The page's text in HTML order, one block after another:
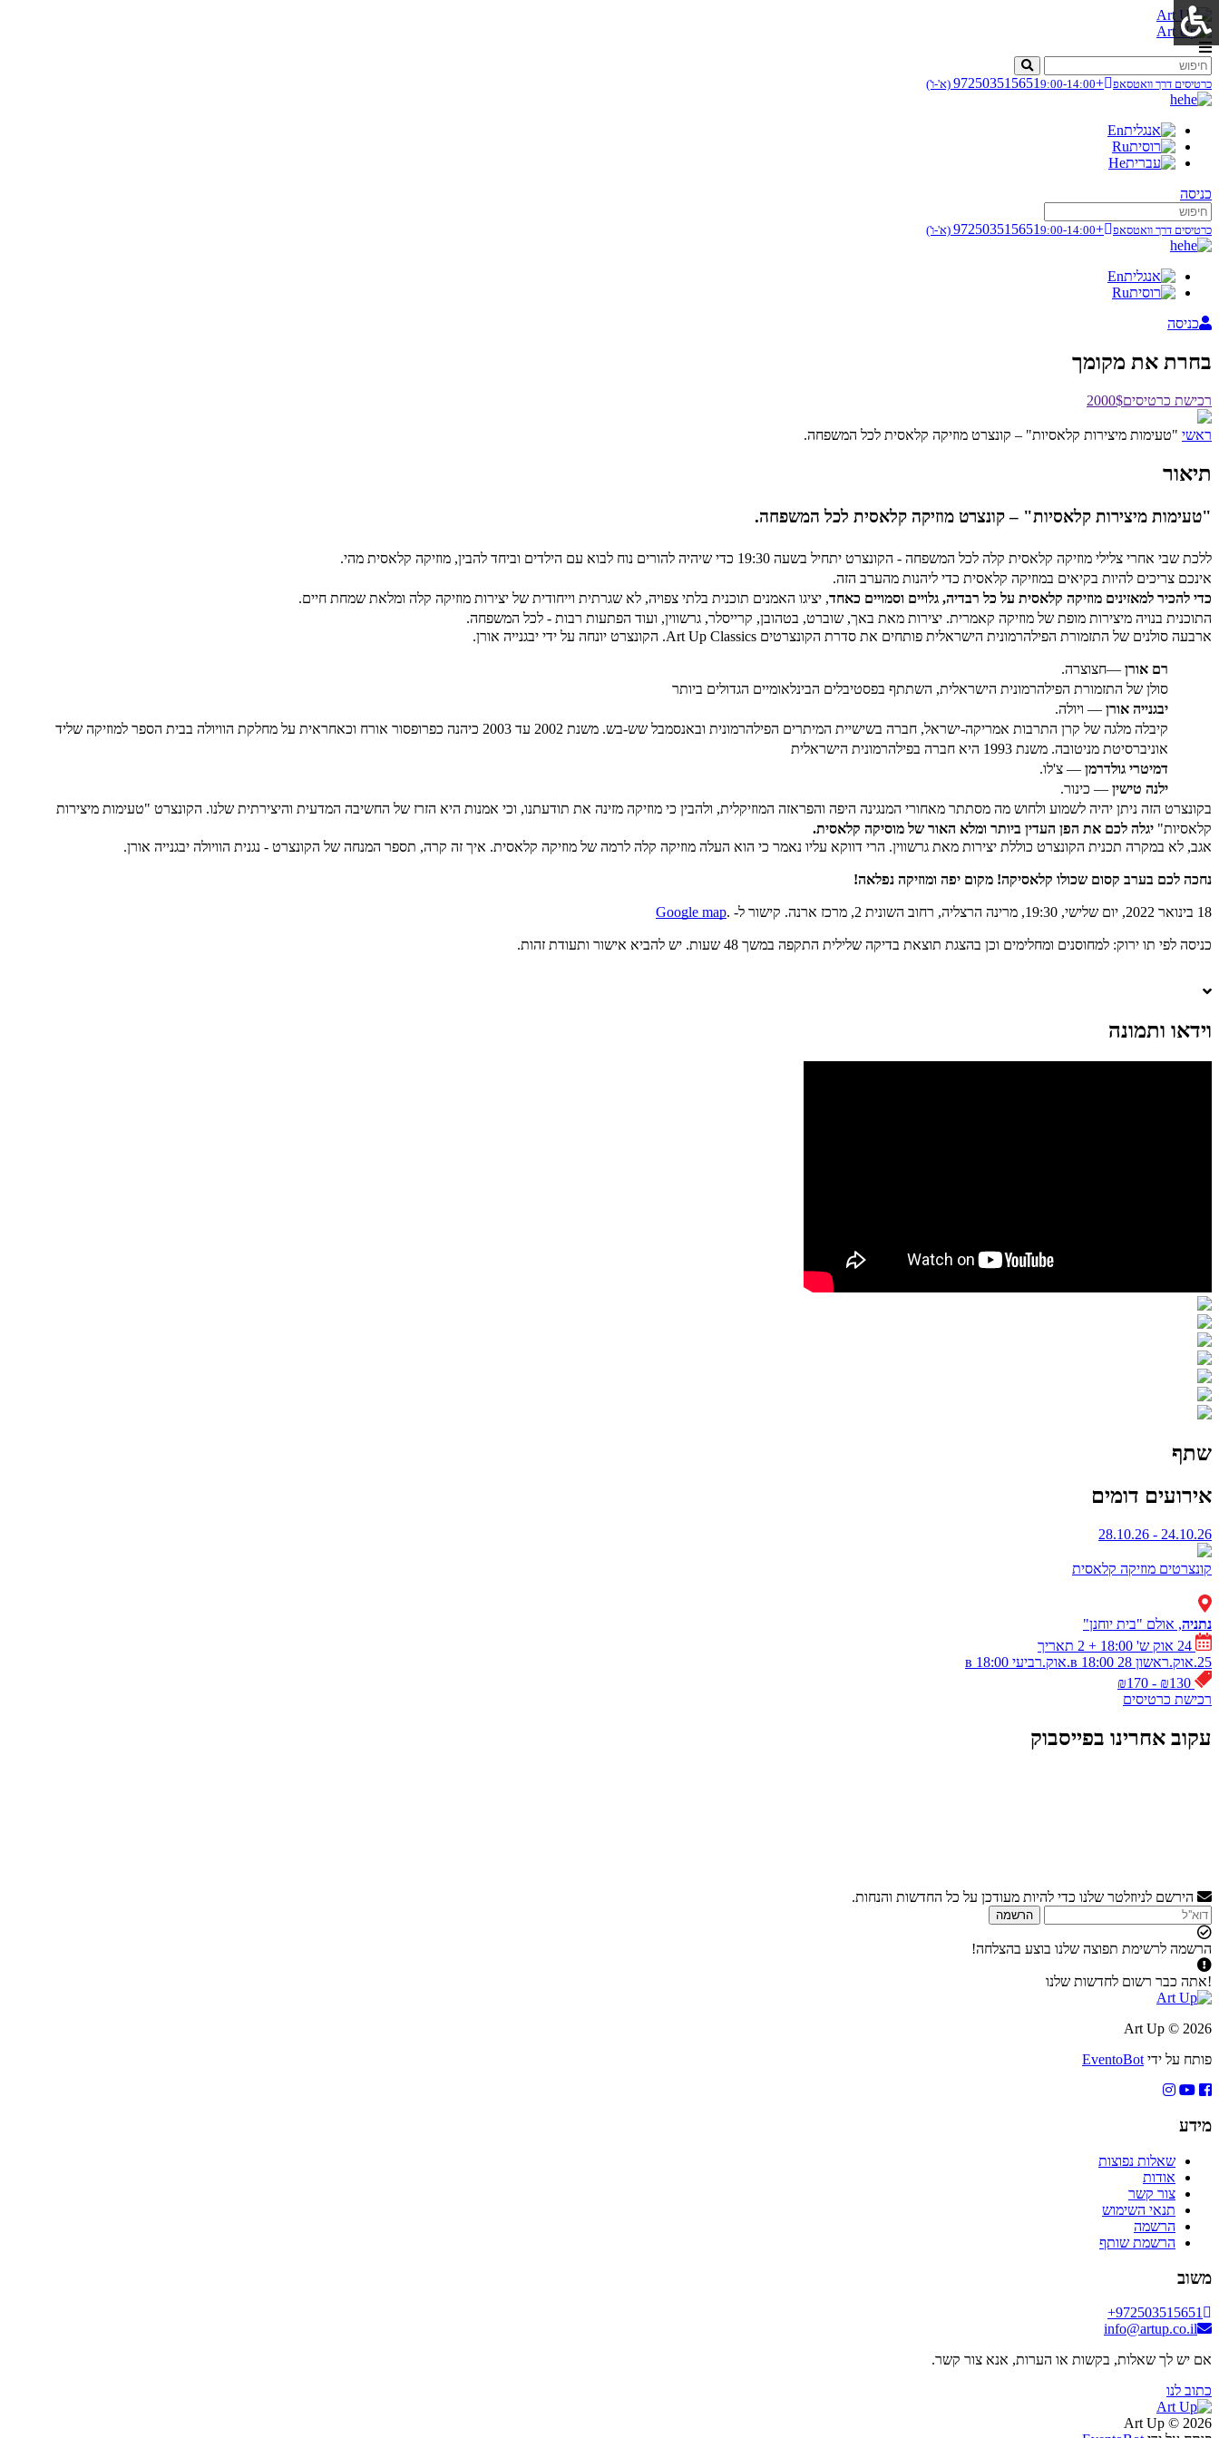
כרטיסים דרך וואטסאפ +972503515651
9:00-14:00 (א'-ו')
he
En
Ru
He
כניסה
כרטיסים דרך וואטסאפ +972503515651
9:00-14:00 (א'-ו')
he
En
Ru
כניסה
בחרת את מקומך
רכישת כרטיסים2000$
ראשי "טעימות מיצירות קלאסיות" – קונצרט מוזיקה קלאסית לכל המשפחה.
תיאור
"טעימות מיצירות קלאסיות" – קונצרט מוזיקה קלאסית לכל המשפחה.
ללכת שבי אחרי צלילי מוזיקה קלאסית קלה לכל המשפחה - הקונצרט יתחיל בשעה 19:30 כדי שיהיה להורים נוח לבוא עם הילדים וביחד להבין, מוזיקה קלאסית מהי.
אינכם צריכים להיות בקיאים במוזיקה קלאסית כדי ליהנות מהערב הזה.
כדי להכיר למאזינים מוזיקה קלאסית על כל רבדיה, גלויים וסמויים כאחד, יציגו האמנים תוכנית בלתי צפויה, לא שגרתית וייחודית של יצירות מוזיקה קלה ומלאת שמחת חיים.
התוכנית בנויה מיצירות מופת של מוזיקה קאמרית. יצירות מאת באך, שוברט, בטהובן, קרייסלר, גרשווין, ועוד הפתעות רבות - לכל המשפחה.
ארבעה סולנים של התזמורת הפילהרמונית הישראלית פותחים את סדרת הקונצרטים Art Up Classics. הקונצרט יונחה על ידי יבגנייה אורן.
רם אורן —חצוצרה.
סולן של התזמורת הפילהרמונית הישראלית, השתתף בפסטיבלים הבינלאומיים הגדולים ביותר
יבגנייה אורן — ויולה.
קיבלה מלגה של קרן התרבות אמריקה-ישראל, חברה בשישיית המיתרים הפילהרמונית ובאנסמבל שש-בש. משנת 2002 עד 2003 כיהנה כפרופסור
אורח וכאחראית על מחלקת הוויולה בבית הספר למוזיקה שליד
אוניברסיטת מניטובה. משנת 1993 היא חברה בפילהרמונית הישראלית
דמיטרי גולדרמן — צ'לו.
ילנה טישין — כינור.
בקונצרט הזה ניתן יהיה לשמוע ולחוש מה מסתתר מאחורי המנגינה היפה והפראזה המוזיקלית, ולהבין כי מוזיקה מזינה את תודעתנו, וכי אמנות היא הזרז של החשיבה המדעית והיצירתית שלנו. הקונצרט "טעימות מיצירות
קלאסיות" יגלה לכם את הפן העדין ביותר ומלא האור של מוסיקה קלאסית.
אגב, לא במקרה תכנית הקונצרט כוללת יצירות מאת גרשווין. הרי דווקא עליו נאמר כי הוא העלה מוזיקה קלה לרמה של מוזיקה קלאסית. איך זה קרה, תספר המנחה של הקונצרט - נגנית הוויולה יבגנייה אורן.
נחכה לכם בערב קסום שכולו קלאסיקה! מקום יפה ומוזיקה נפלאה!
18 בינואר 2022, יום שלישי, 19:30, מרינה הרצליה, רחוב השונית 2, מרכז ארנה. קישור ל- . Google map
כניסה לפי תו ירוק: למחוסנים ומחלימים וכן בהצגת תוצאת בדיקה שלילית התקפה במשך 48 שעות. יש להביא אישור ותעודת זהות.
וידאו ותמונה
שתף
אירועים דומים
24.10.26 - 28.10.26
קונצרטים מוזיקה קלאסית
נתניה, אולם "בית יוחנן"
+ 2 תאריך
25.אוק.ראשון в 18:00
28.אוק.רביעי в 18:00
רכישת כרטיסים
עקוב אחרינו בפייסבוק
הירשם לניוזלטר שלנו כדי להיות מעודכן על כל החדשות והנחות.
הרשמה
הרשמה לרשימת תפוצה שלנו בוצע בהצלחה!
!אתה כבר רשום לחדשות שלנו
2026 © Art Up
פותח על ידיEventoBot
מידע
שאלות נפוצות
אודות
צור קשר
תנאי השימוש
הרשמה
הרשמת שותף
משוב
+972503515651
info@artup.co.il
אם יש לך שאלות, בקשות או הערות, אנא צור קשר.
כתוב לנו
2026 © Art Up